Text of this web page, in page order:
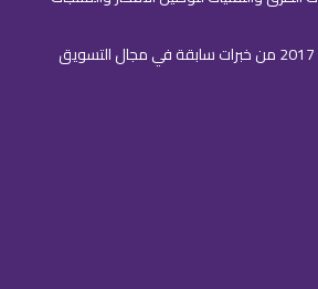
تأسست الشركة في سنة 2017 من خبرات سابقة في مجال التسويق